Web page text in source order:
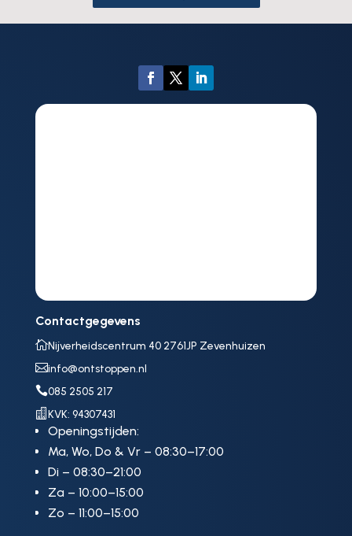
Contactgegevens
Nijverheidscentrum 40 2761JP Zevenhuizen
info@ontstoppen.nl
085 2505 217
 KVK: 94307431
Openingstijden:
Ma, Wo, Do & Vr – 08:30–17:00
Di – 08:30–21:00
Za – 10:00–15:00
Zo – 11:00–15:00